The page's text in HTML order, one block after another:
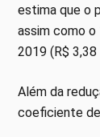
estima que o
assim como o
2019 (R$
Além da
coeficiente de